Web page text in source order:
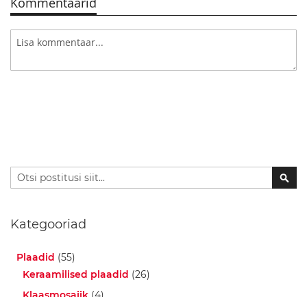
i
d
n
t
o
Otsi
Kategooriad
Plaadid (55)
Keraamilised plaadid (26)